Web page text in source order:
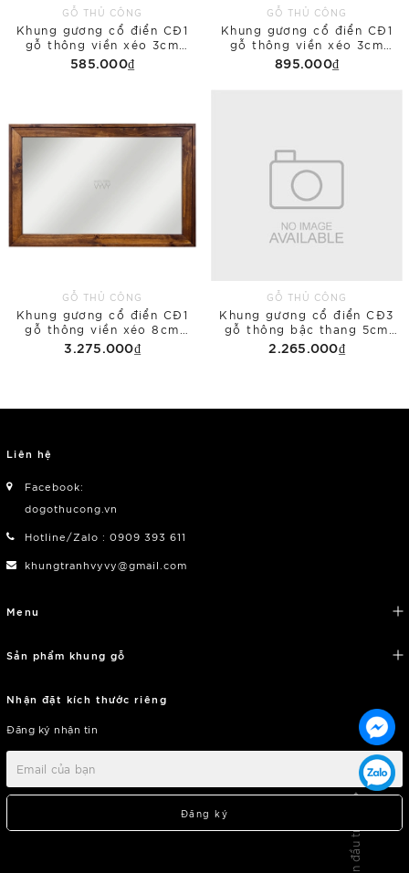
GỖ THỦ CÔNG
Khung gương cổ điển CĐ1
gỗ thông viền xéo 3cm
45x60 phủ bì
585.000₫
GỖ THỦ CÔNG
Khung gương cổ điển CĐ1
gỗ thông viền xéo 3cm
60x80 phủ bì
895.000₫
GỖ THỦ CÔNG
Khung gương cổ điển CĐ1
gỗ thông viền xéo 8cm
80x120 phủ bì
3.275.000₫
GỖ THỦ CÔNG
Khung gương cổ điển CĐ3
gỗ thông bậc thang 5cm
50x150 phủ bì
2.265.000₫
Liên hệ
Facebook:
dogothucong.vn
Hotline/Zalo : 0909 393 611
khungtranhvyvy@gmail.com
Menu
Sản phẩm khung gỗ
Nhận đặt kích thước riêng
Đăng ký nhận tin
Đăng ký Lên đầu trang